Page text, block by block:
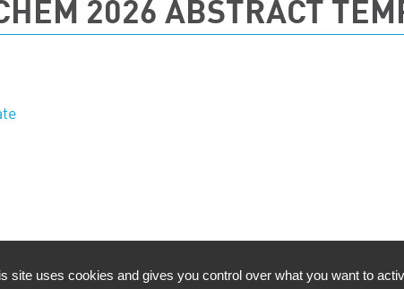
2026 ABSTRACT
site uses cookies and gives you control over what you want to